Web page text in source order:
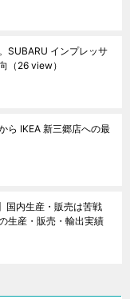
SUBARU インプレッサ
（26 view）
ら IKEA 新三郷店への最
国内生産・販売は苦戦
生産・販売・輸出実績